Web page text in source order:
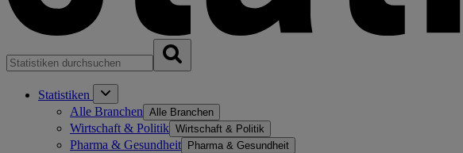
Statistiken
Alle Branchen Alle Branchen
Wirtschaft & Politik Wirtschaft & Politik
Pharma & Gesundheit Pharma & Gesundheit